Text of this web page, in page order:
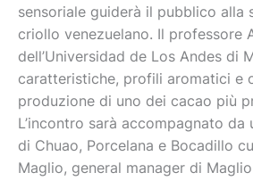
sensoriale guiderà il pubblico alla
criollo venezuelano. Il professore
dell’Universidad de Los Andes di
caratteristiche, profili aromatici e
produzione di uno dei cacao più
L’incontro sarà accompagnato da
di Chuao, Porcelana e Bocadillo
Maglio, general manager di